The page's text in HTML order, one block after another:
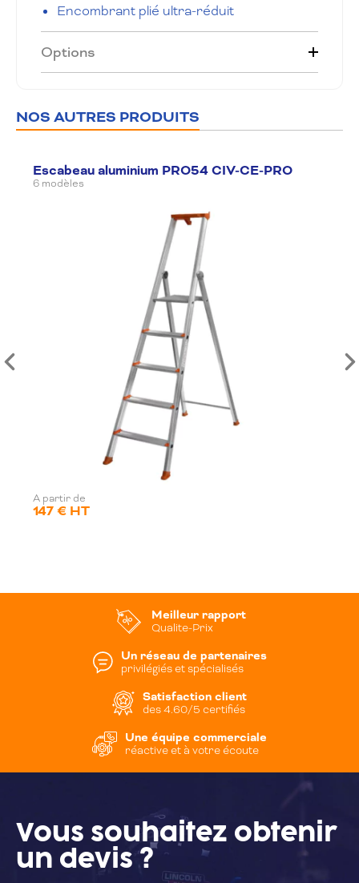
Encombrant plié ultra-réduit
Options
NOS AUTRES PRODUITS
Escabeau aluminium PRO54 CIV-CE-PRO
6 modèles
A partir de
147 € HT
Meilleur rapport
Qualite-Prix
Un réseau de partenaires
privilégiés et spécialisés
Satisfaction client
des 4.60/5 certifiés
Une équipe commerciale
réactive et à votre écoute
Vous souhaitez obtenir
un devis ?